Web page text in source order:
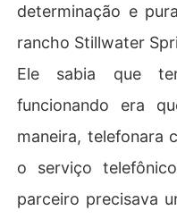
determinação e
rancho Stillwater
Ele sabia que
funcionando era
maneira, telefonara
o serviço
parceiro precisava